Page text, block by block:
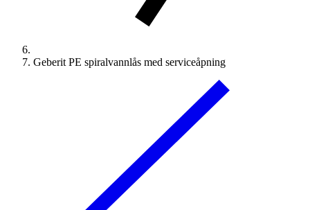
Geberit PE spiralvannlås med serviceåpning